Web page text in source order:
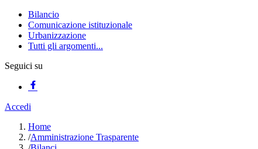
Bilancio
Comunicazione istituzionale
Urbanizzazione
Tutti gli argomenti...
Seguici su
Accedi
Home
/Amministrazione Trasparente